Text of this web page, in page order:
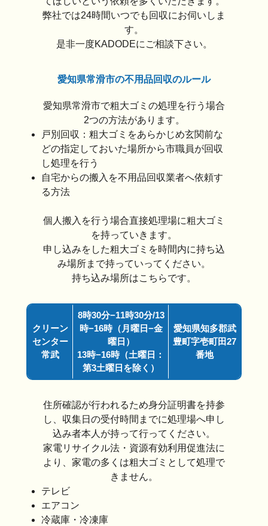
弊社では24時間いつでも回収にお伺いしま
す。
是非一度KADODEにご相談下さい。
愛知県常滑市の不用品回収のルール
愛知県常滑市で粗大ゴミの処理を行う場合
2つの方法があります。
戸別回収：粗大ゴミをあらかじめ玄関前な
どの指定しておいた場所から市職員が回収
し処理を行う
自宅からの搬入を不用品回収業者へ依頼す
る方法
個人搬入を行う場合直接処理場に粗大ゴミ
を持っていきます。
申し込みをした粗大ゴミを時間内に持ち込
み場所まで持っていってください。
持ち込み場所はこちらです。
クリーン
センター
常武
8時30分−11時30分/13
時−16時（月曜日−金
曜日）
13時−16時（土曜日：
第3土曜日を除く）
愛知県知多郡武
豊町字壱町田27
番地
住所確認が行われるため身分証明書を持参
し、収集日の受付時間までに処理場へ申し
込み者本人が持って行ってください。
家電リサイクル法・資源有効利用促進法に
より、家電の多くは粗大ゴミとして処理で
きません。
テレビ
エアコン
冷蔵庫・冷凍庫